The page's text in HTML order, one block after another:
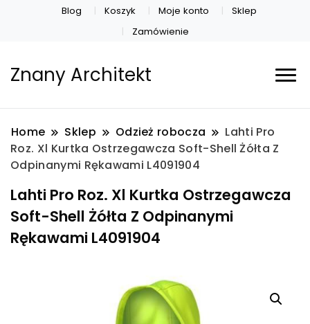
Blog Koszyk Moje konto
Sklep
Zamówienie
Znany Architekt
Home Sklep Odzież robocza
Lahti Pro
Roz. Xl Kurtka Ostrzegawcza Soft-Shell Żółta Z
Odpinanymi Rękawami L4091904
Lahti Pro Roz. Xl Kurtka Ostrzegawcza
Soft-Shell Żółta Z Odpinanymi
Rękawami L4091904